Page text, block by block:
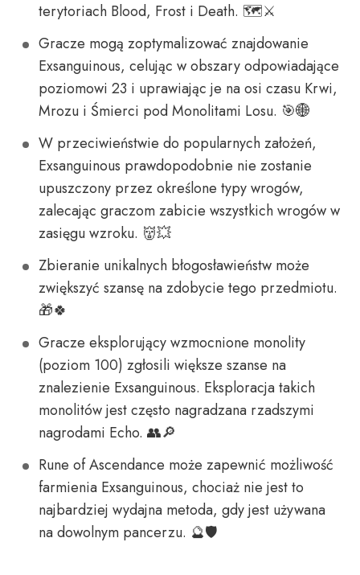
terytoriach Blood, Frost i Death. 🗺️⚔️
Gracze mogą zoptymalizować znajdowanie
Exsanguinous, celując w obszary odpowiadające
poziomowi 23 i uprawiając je na osi czasu Krwi,
Mrozu i Śmierci pod Monolitami Losu. 🎯🌐
W przeciwieństwie do popularnych założeń,
Exsanguinous prawdopodobnie nie zostanie
upuszczony przez określone typy wrogów,
zalecając graczom zabicie wszystkich wrogów w
zasięgu wzroku. 👹💥
Zbieranie unikalnych błogosławieństw może
zwiększyć szansę na zdobycie tego przedmiotu.
🎁🍀
Gracze eksplorujący wzmocnione monolity
(poziom 100) zgłosili większe szanse na
znalezienie Exsanguinous. Eksploracja takich
monolitów jest często nagradzana rzadszymi
nagrodami Echo. 👥🔎
Rune of Ascendance może zapewnić możliwość
farmienia Exsanguinous, chociaż nie jest to
najbardziej wydajna metoda, gdy jest używana
na dowolnym pancerzu. 🔮🛡️